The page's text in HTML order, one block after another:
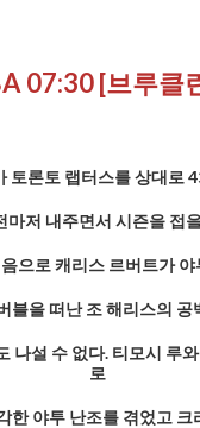
07:30 [브루클
토론토 랩터스를 상대로
마저 내주면서 시즌을 접
으로 캐리스 르버트가
블을 떠난 조 해리스의 공
나설 수 없다. 티모시 루
로
한 야투 난조를 겪었고 크